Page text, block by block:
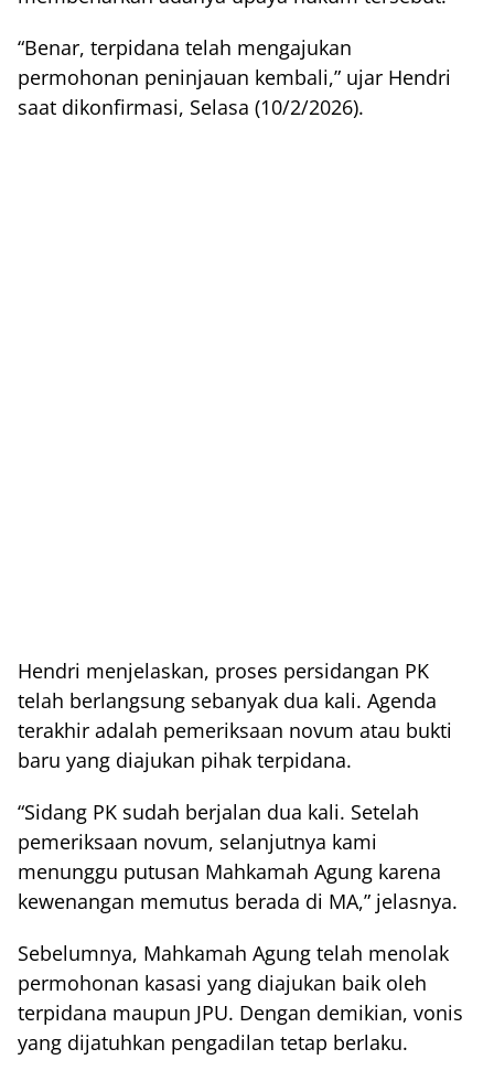
“Benar, terpidana telah mengajukan
permohonan peninjauan kembali,” ujar Hendri
saat dikonfirmasi, Selasa (10/2/2026).
Hendri menjelaskan, proses persidangan PK
telah berlangsung sebanyak dua kali. Agenda
terakhir adalah pemeriksaan novum atau bukti
baru yang diajukan pihak terpidana.
“Sidang PK sudah berjalan dua kali. Setelah
pemeriksaan novum, selanjutnya kami
menunggu putusan Mahkamah Agung karena
kewenangan memutus berada di MA,” jelasnya.
Sebelumnya, Mahkamah Agung telah menolak
permohonan kasasi yang diajukan baik oleh
terpidana maupun JPU. Dengan demikian, vonis
yang dijatuhkan pengadilan tetap berlaku.